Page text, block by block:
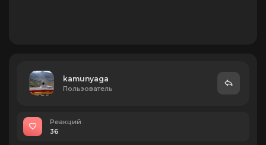
kamunyaga
Пользователь
Реакций
36